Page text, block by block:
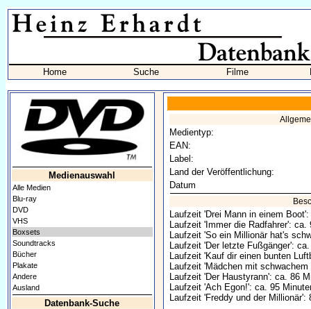
Home Suche Filme
Medienauswahl
Alle Medien
Blu-ray
DVD
VHS
Boxsets
Soundtracks
Bücher
Plakate
Andere
Ausland
Datenbank-Suche
Medientyp:
EAN:
Label:
Land der Veröffentlichung:
Datum
Laufzeit 'Drei Mann in einem
Laufzeit 'Immer die Radfahrer': ca.
Laufzeit 'So ein Millionär hat's
Laufzeit 'Der letzte Fußgänger':
Laufzeit 'Kauf dir einen bunten
Laufzeit 'Mädchen mit
Laufzeit 'Der Haustyrann': ca. 86
Laufzeit 'Ach Egon!': ca. 95
Laufzeit 'Freddy und der Millionär':